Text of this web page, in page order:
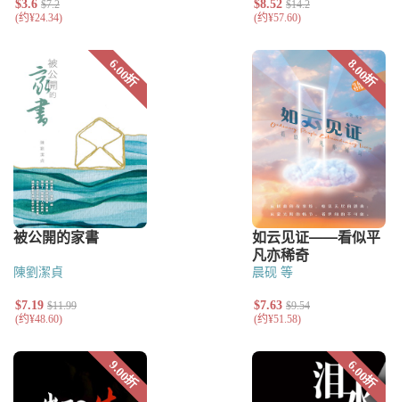
陳劉潔貞 晨砚 等